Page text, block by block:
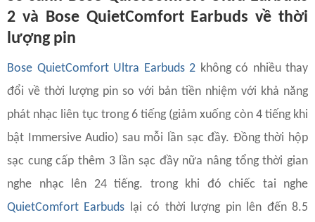
2 và Bose QuietComfort Earbuds về thời
lượng pin
Bose QuietComfort Ultra Earbuds 2 không có nhiều thay
đổi về thời lượng pin so với bản tiền nhiệm với khả năng
phát nhạc liên tục trong 6 tiếng (giảm xuống còn 4 tiếng khi
bật Immersive Audio) sau mỗi lần sạc đầy. Đồng thời hộp
sạc cung cấp thêm 3 lần sạc đầy nữa nâng tổng thời gian
nghe nhạc lên 24 tiếng. trong khi đó chiếc tai nghe
QuietComfort Earbuds lại có thời lượng pin lên đến 8.5